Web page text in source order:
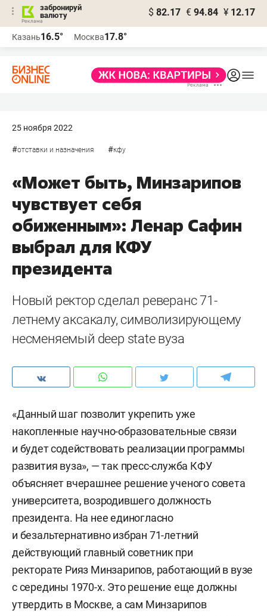
забронируй
валюту
$ 82.17 € 94.84 ¥ 12.17
Казань16.5° Москва17.8°
25 ноября 2022
#отставки и назначения #кфу
«Может быть, Минзарипов
чувствует себя
обиженным»: Ленар Сафин
выбрал для КФУ
президента
Новый ректор сделал реверанс 71-
летнему аксакалу, символизирующему
несменяемый deep state вуза
«Данный шаг позволит укрепить уже
накопленные научно-образовательные связи
и будет содействовать реализации программы
развития вуза», — так пресс-служба КФУ
объясняет вчерашнее решение ученого совета
университета, возродившего должность
президента. На нее единогласно
и безальтернативно избран 71-летний
действующий главный советник при
ректорате Рияз Минзарипов, работающий в вузе
с середины 1970-х. Это решение еще должны
утвердить в Москве, а сам Минзарипов